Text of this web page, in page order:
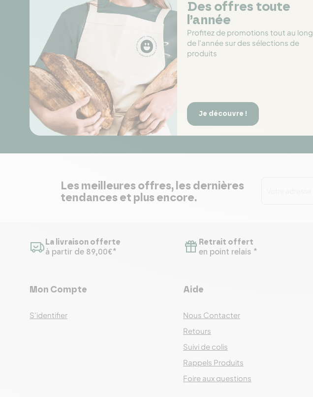
Des offres toute
l’année
Profitez de promotions tout au long
de l'année sur des sélections de
produits
Je découvre !
Les meilleures offres, les dernières
tendances et plus encore.
La livraison offerte
à partir de 89,00€*
Retrait offert
en point relais *
Mon Compte
S'identifier
Aide
Nous Contacter
Retours
Suivi de colis
Rappels Produits
Foire aux questions